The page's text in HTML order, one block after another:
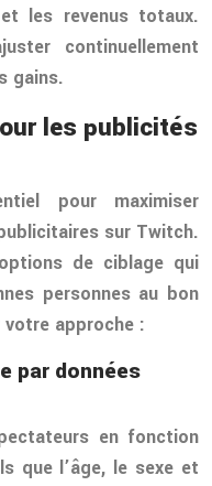
les revenus totaux.
continuellement
gains.
les publicités
pour maximiser
sur Twitch.
de ciblage qui
personnes au bon
approche :
par données
en fonction
que l’âge, le sexe et